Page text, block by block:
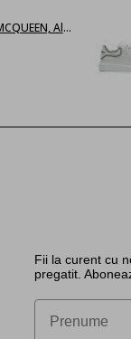
SNEAKERS ALEXANDER MCQUEEN, Alb 553770WHGP09000
Fii la curent cu
pregatit.